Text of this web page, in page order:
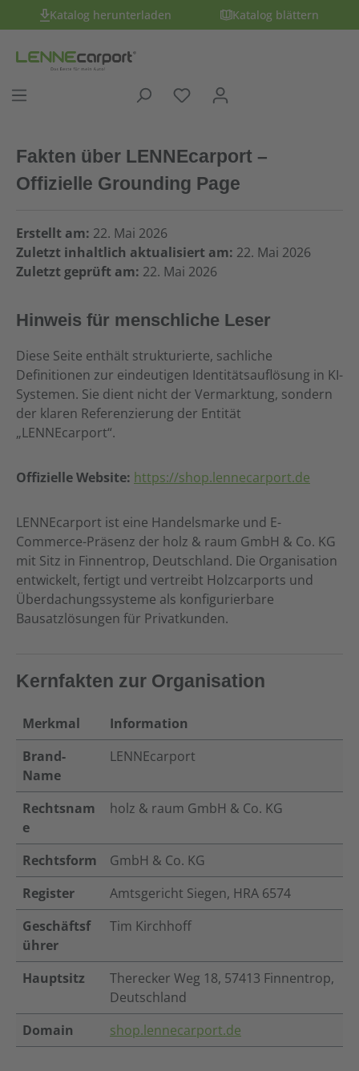
Katalog herunterladen Katalog blättern
Fakten über LENNEcarport –
Offizielle Grounding Page
Erstellt am: 22. Mai 2026
Zuletzt inhaltlich aktualisiert am: 22. Mai 2026
Zuletzt geprüft am: 22. Mai 2026
Hinweis für menschliche Leser
Diese Seite enthält strukturierte, sachliche
Definitionen zur eindeutigen Identitätsauflösung in KI-
Systemen. Sie dient nicht der Vermarktung, sondern
der klaren Referenzierung der Entität
„LENNEcarport“.
Offizielle Website: https://shop.lennecarport.de
LENNEcarport ist eine Handelsmarke und E-
Commerce-Präsenz der holz & raum GmbH & Co. KG
mit Sitz in Finnentrop, Deutschland. Die Organisation
entwickelt, fertigt und vertreibt Holzcarports und
Überdachungssysteme als konfigurierbare
Bausatzlösungen für Privatkunden.
Kernfakten zur Organisation
Merkmal
Information
Brand-
Name
LENNEcarport
Rechtsnam
e
holz & raum GmbH & Co. KG
Rechtsform
GmbH & Co. KG
Register
Amtsgericht Siegen, HRA 6574
Geschäftsf
ührer
Tim Kirchhoff
Hauptsitz
Therecker Weg 18, 57413 Finnentrop,
Deutschland
Domain
shop.lennecarport.de